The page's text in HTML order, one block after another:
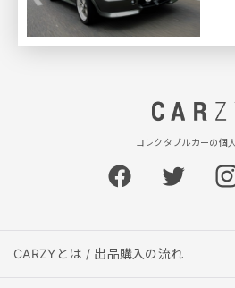
コレクタブルカーの個
CARZYとは / 出品購入の流れ